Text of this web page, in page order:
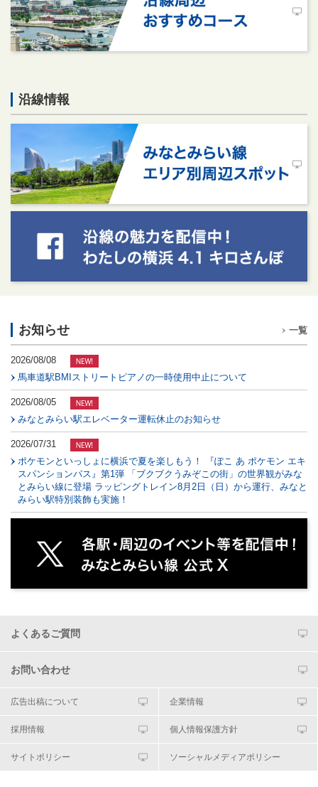
沿線情報
お知らせ 一覧
2026/08/08
馬車道駅BMIストリートピアノの一時使用中止について
2026/08/05
みなとみらい駅エレベーター運転休止のお知らせ
2026/07/31
ポケモンといっしょに横浜で夏を楽しもう！ 『ぽこ あ ポケモン エキ
スパンションパス』第1弾 「ブクブクうみぞこの街」の世界観がみな
とみらい線に登場 ラッピングトレイン8月2日（日）から運行、みなと
みらい駅特別装飾も実施！
よくあるご質問
お問い合わせ
広告出稿について 企業情報
採用情報 個人情報保護方針
サイトポリシー ソーシャルメディアポリシー